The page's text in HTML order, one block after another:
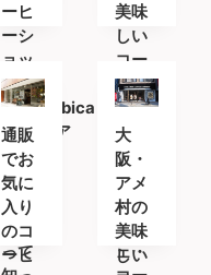
ーヒ
ーシ
ョッ
プ
「%Arabica
Kyoto(ア
ラビ
カキ
ョウ
ト)」
って
美味
しい
コー
ヒー
を求
めて
〜 お
すす
めの
カフ
ェ・
通販
でお
気に
入り
のコ
ーヒ
大
阪・
アメ
村の
美味
しい